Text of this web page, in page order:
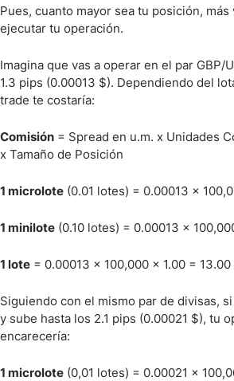
Pues, cuanto mayor sea tu posición, más
ejecutar tu operación.
Imagina que vas a operar en el par GBP/
1.3 pips (0.00013 $). Dependiendo del
trade te costaría:
Comisión = Spread en u.m. x Unidades
x Tamaño de Posición
1 microlote (0.01 lotes) = 0.00013 x
1 minilote (0.10 lotes) = 0.00013 x
1 lote = 0.00013 x 100,000 x 1.00 = 13.00
Siguiendo con el mismo par de divisas,
y sube hasta los 2.1 pips (0.00021 $), tu
encarecería:
1 microlote (0,01 lotes) = 0.00021 x